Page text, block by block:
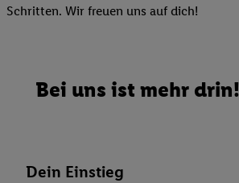
Schritten. Wir freuen uns auf dich!
Bei uns ist mehr drin!
Dein Einstieg